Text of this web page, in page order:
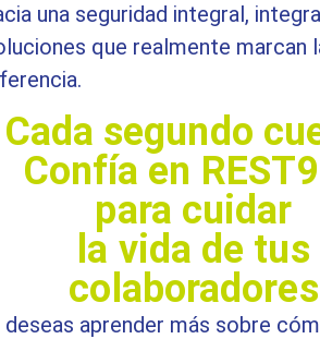
una seguridad integral,
que realmente marcan
Cada segundo
Confía en
para cuidar
la vida de tus
colaboradores
deseas aprender más sobre